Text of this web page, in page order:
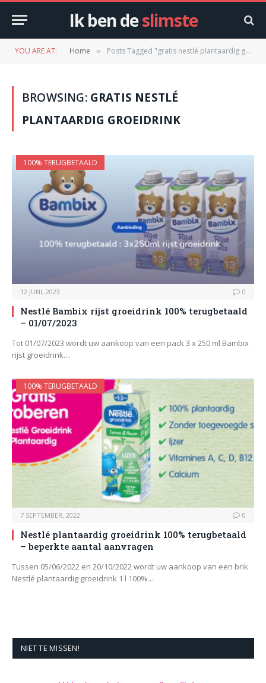
Ik ben deslimste
YOU ARE AT: Home » Posts Tagged "gratis nestlé plantaardig groeidrink"
BROWSING: GRATIS NESTLÉ
PLANTAARDIG GROEIDRINK
100% TERUGBETAALD
12 JUNI, 2023 0
Nestlé Bambix rijst groeidrink 100% terugbetaald
– 01/07/2023
Tot 01/07/2023 wordt uw aankoop van een pack 3 x 250 ml Bambix
rijst groeidrink…
100% TERUGBETAALD
7 SEPTEMBER, 2022 0
Nestlé plantaardig groeidrink 100% terugbetaald
– beperkte aantal aanvragen
Tussen 05/06/2022 en 20/10/2022 wordt uw aankoop van een brik
Nestlé plantaardig groeidrink 1 l 100%…
NIET TE MISSEN!